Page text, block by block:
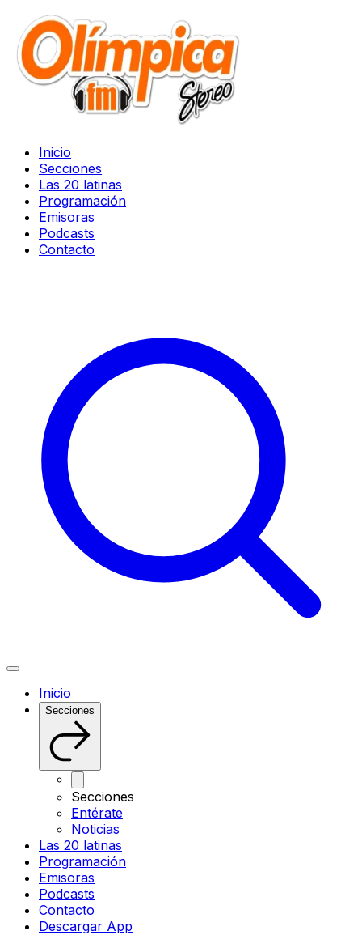
Inicio
Secciones
Las 20 latinas
Programación
Emisoras
Podcasts
Contacto
Inicio
Secciones
Secciones
Entérate
Noticias
Las 20 latinas
Programación
Emisoras
Podcasts
Contacto
Descargar App